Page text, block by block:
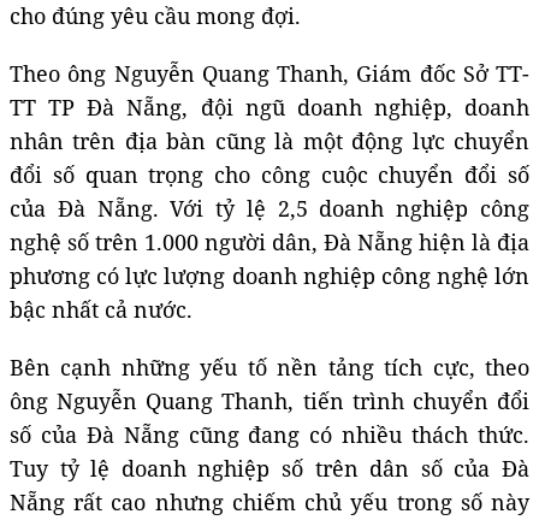
cho đúng yêu cầu mong đợi.
Theo ông Nguyễn Quang Thanh, Giám đốc Sở TT-
TT TP Đà Nẵng, đội ngũ doanh nghiệp, doanh
nhân trên địa bàn cũng là một động lực chuyển
đổi số quan trọng cho công cuộc chuyển đổi số
của Đà Nẵng. Với tỷ lệ 2,5 doanh nghiệp công
nghệ số trên 1.000 người dân, Đà Nẵng hiện là địa
phương có lực lượng doanh nghiệp công nghệ lớn
bậc nhất cả nước.
Bên cạnh những yếu tố nền tảng tích cực, theo
ông Nguyễn Quang Thanh, tiến trình chuyển đổi
số của Đà Nẵng cũng đang có nhiều thách thức.
Tuy tỷ lệ doanh nghiệp số trên dân số của Đà
Nẵng rất cao nhưng chiếm chủ yếu trong số này